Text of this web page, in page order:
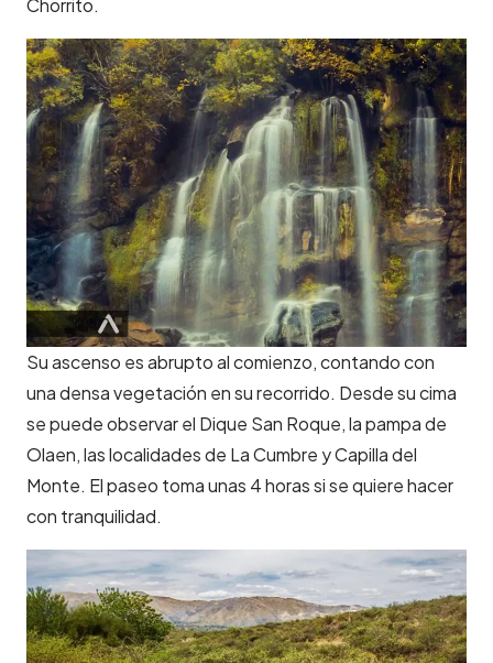
Chorrito.
Su ascenso es abrupto al comienzo, contando con
una densa vegetación en su recorrido. Desde su cima
se puede observar el Dique San Roque, la pampa de
Olaen, las localidades de La Cumbre y Capilla del
Monte. El paseo toma unas 4 horas si se quiere hacer
con tranquilidad.